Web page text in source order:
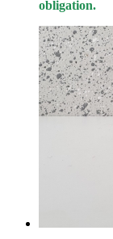
obligation.